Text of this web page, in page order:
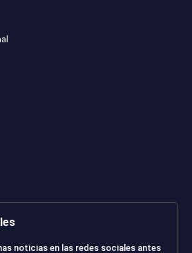
noticias en las redes sociales antes